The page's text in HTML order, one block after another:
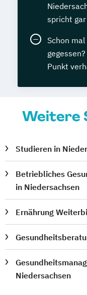
spricht
Schon
Punkt
Weitere
Studieren in
Betriebliches
in Niedersachsen
Ernährung
Niedersachsen